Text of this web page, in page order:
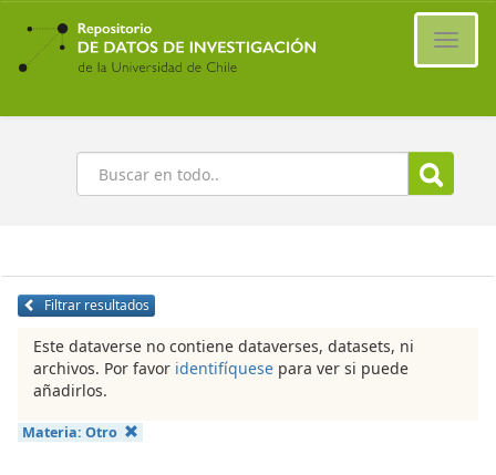
Ir
contenido
principal
Buscar
Filtrar resultados
Este dataverse no contiene dataverses, datasets, ni
archivos. Por favor identifíquese para ver si puede
añadirlos.
Materia: Otro